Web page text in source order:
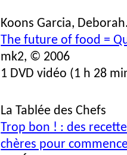
Koons Garcia,
The future of food =
mk2, © 2006
1 DVD vidéo (1 h 28
La Tablée des Chefs
Trop bon ! : des
chères pour